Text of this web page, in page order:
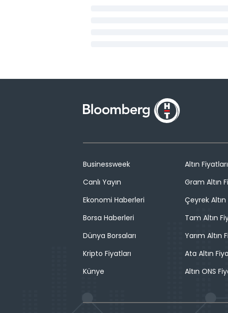
Businessweek
Canlı Yayın
Ekonomi Haberleri
Borsa Haberleri
Dünya Borsaları
Kripto Fiyatları
Künye
Altın Fiyatları
Gram Altın
Çeyrek Altın
Tam Altın
Yarım Altın
Ata Altın
Altın ONS